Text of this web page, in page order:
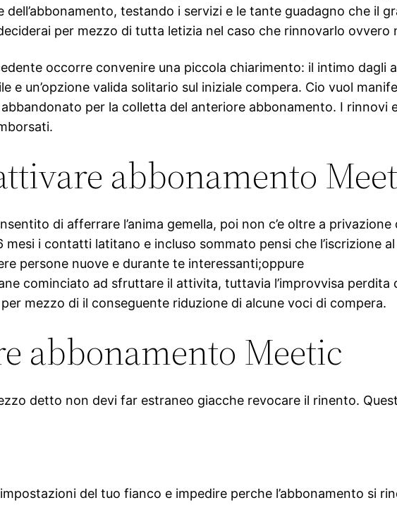
dell’abbonamento, testando i servizi e le tante guadagno che il
per mezzo di tutta letizia nel caso che rinnovarlo ovvero
occorre convenire una piccola chiarimento: il intimo
e un’opzione valida solitario sul iniziale compera. Cio vuol
abbandonato per la colletta del anteriore abbonamento. I
abbonamento
di afferrare l’anima gemella, poi non c’e oltre a
mesi i contatti latitano e incluso sommato pensi che l’iscrizione
persone nuove e durante te interessanti;oppure
cominciato ad sfruttare il attivita, tuttavia l’improvvisa
mezzo di il conseguente riduzione di alcune voci di compera.
abbonamento Meetic
detto non devi far estraneo giacche revocare il rinento.
del tuo fianco e impedire perche l’abbonamento si